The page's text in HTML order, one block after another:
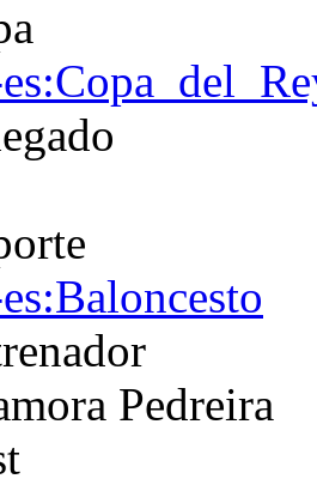
Pedreira